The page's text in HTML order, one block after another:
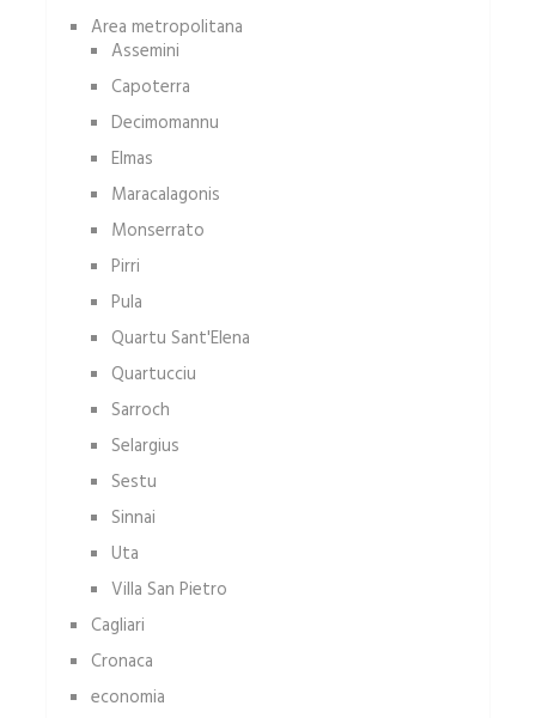
Area metropolitana
Assemini
Capoterra
Decimomannu
Elmas
Maracalagonis
Monserrato
Pirri
Pula
Quartu Sant'Elena
Quartucciu
Sarroch
Selargius
Sestu
Sinnai
Uta
Villa San Pietro
Cagliari
Cronaca
economia